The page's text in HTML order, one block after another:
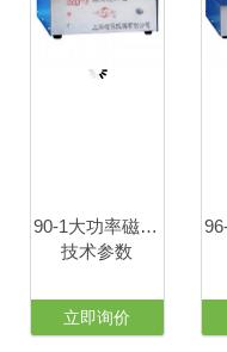
90-1大功率磁力搅拌器
技术参数
立即询价